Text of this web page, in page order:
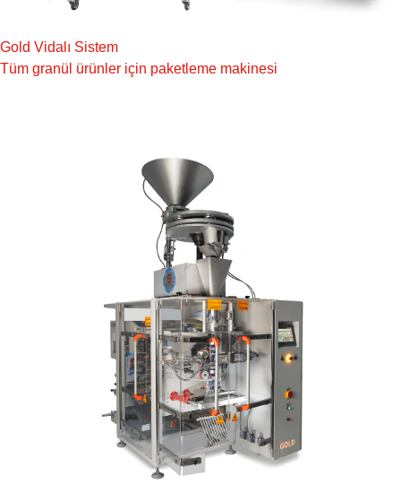
Gold Vidalı Sistem
Tüm granül ürünler için paketleme makinesi